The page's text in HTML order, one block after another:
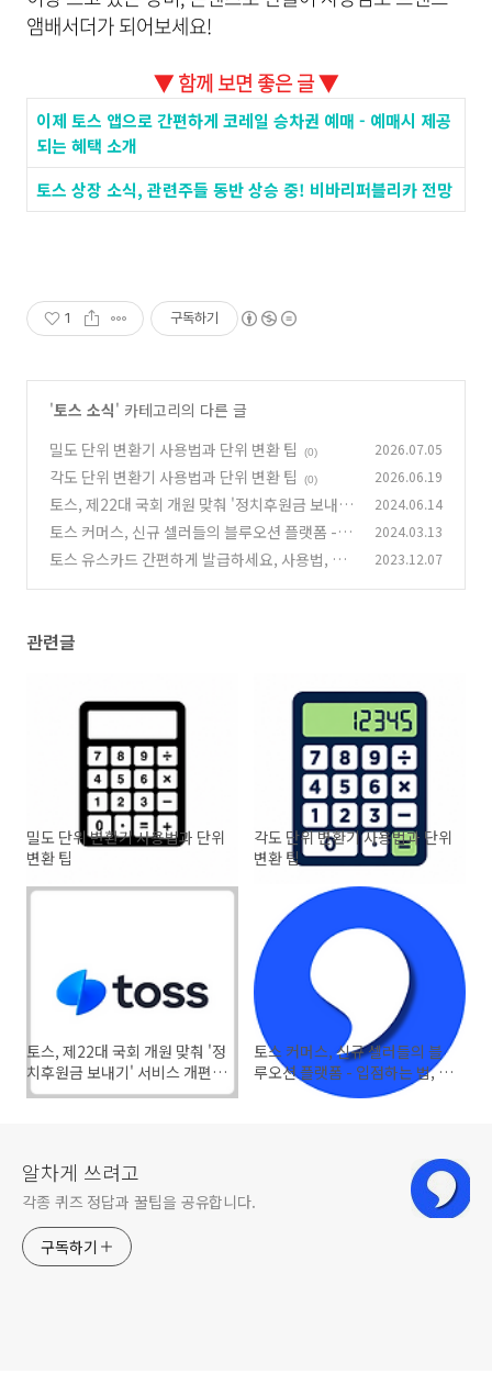
앰배서더가 되어보세요!
▼ 함께 보면 좋은 글 ▼
이제 토스 앱으로 간편하게 코레일 승차권 예매 - 예매시 제공
되는 혜택 소개
토스 상장 소식, 관련주들 동반 상승 중! 비바리퍼블리카 전망
1 구독하기
'토스 소식' 카테고리의 다른 글
밀도 단위 변환기 사용법과 단위 변환 팁
(0) 2026.07.05
각도 단위 변환기 사용법과 단위 변환 팁 (0) 2026.06.19
토스, 제22대 국회 개원 맞춰 '정치후원금 보내
기' 서비스 개편, 사용 방법
(1)
2024.06.14
토스 커머스, 신규 셀러들의 블루오션 플랫폼 - 입
점하는 법, 매출 전략
(0)
2024.03.13
토스 유스카드 간편하게 발급하세요, 사용법, 충
2023.12.07
관련글
밀도 단위 변환기 사용법과 단위
변환 팁
각도 단위 변환기 사용법과 단위
변환 팁
토스, 제22대 국회 개원 맞춰 '정
치후원금 보내기' 서비스 개편,
사용 방법
토스 커머스, 신규 셀러들의 블
루오션 플랫폼 - 입점하는 법, 매
알차게 쓰려고
각종 퀴즈 정답과 꿀팁을 공유합니다.
구독하기